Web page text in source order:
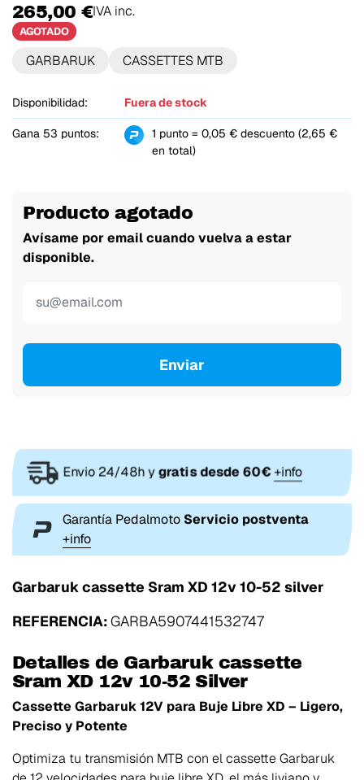
265,00 €IVA inc.
AGOTADO
GARBARUK CASSETTES MTB
Disponibilidad: Fuera de stock
Gana 53 puntos:
1 punto = 0,05 € descuento (2,65 €
en total)
Producto agotado
Avísame por email cuando vuelva a estar
disponible.
Enviar
Envio 24/48h ygratis desde 60€+info
Garantía Pedalmoto Servicio postventa
+info
Garbaruk cassette Sram XD 12v 10-52 silver
REFERENCIA:GARBA5907441532747
Detalles de Garbaruk cassette
Sram XD 12v 10-52 Silver
Cassette Garbaruk 12V para Buje Libre XD – Ligero,
Preciso y Potente
Optimiza tu transmisión MTB con el cassette Garbaruk